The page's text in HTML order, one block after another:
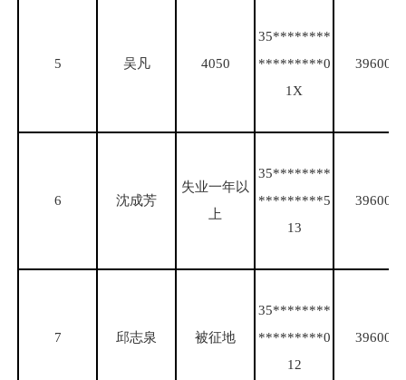
5 吴凡 4050
35********
*********0
1X
39600
6 沈成芳
失业一年以
上
35********
*********5
13
39600
7 邱志泉 被征地
35********
*********0
12
39600